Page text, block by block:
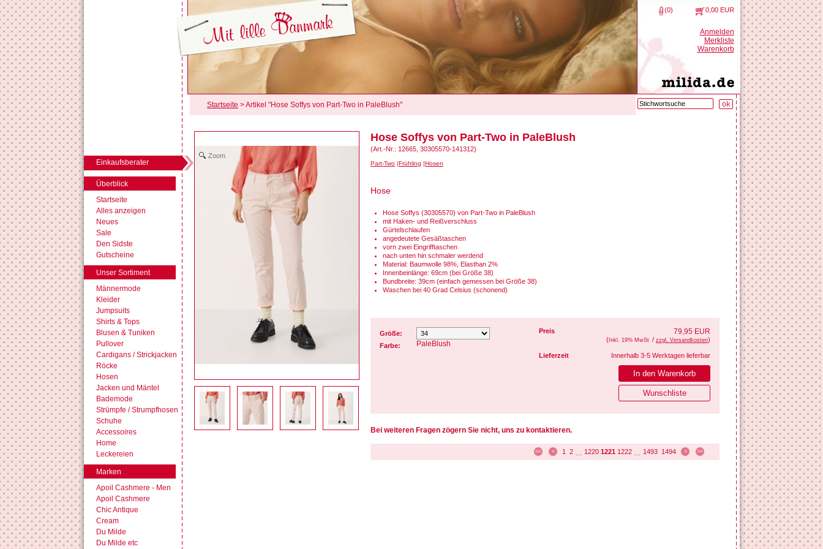
Überblick
Startseite
Alles anzeigen
Neues
Sale
Den Sidste
Gutscheine
Unser Sortiment
Männermode
Kleider
Jumpsuits
Shirts & Tops
Blusen & Tuniken
Pullover
Cardigans / Strickjacken
Röcke
Hosen
Jacken und Mäntel
Bademode
Strümpfe / Strumpfhosen
Schuhe
Accessoires
Home
Leckereien
Marken
Apoil Cashmere - Men
Apoil Cashmere
Chic Antique
Cream
Du Milde
Du Milde etc
(0) 0,00 EUR
Anmelden
Merkliste
Warenkorb
Startseite > Artikel "Hose Soffys von Part-Two in PaleBlush"
Einkaufsberater
Zoom
Hose Soffys von Part-Two in PaleBlush
(Art.-Nr.: 12665, 30305570-141312)
Part-Two Frühling Hosen
Hose
Hose Soffys (30305570) von Part-Two in PaleBlush
mit Haken- und Reißverschluss
Gürtelschlaufen
angedeutete Gesäßtaschen
vorn zwei Eingrifftaschen
nach unten hin schmaler werdend
Material: Baumwolle 98%, Elasthan 2%
Innenbeinlänge: 69cm (bei Größe 38)
Bundbreite: 39cm (einfach gemessen bei Größe 38)
Waschen bei 40 Grad Celsius (schonend)
Größe:
Farbe:
PaleBlush
Preis 79,95 EUR
( Inkl. 19% MwSt / zzgl. Versandkosten)
Lieferzeit Innerhalb 3-5 Werktagen lieferbar
Bei weiteren Fragen zögern Sie nicht, uns zu kontaktieren.
<< < 1 2 … 1220 1221 1222 … 1493 1494 > >>